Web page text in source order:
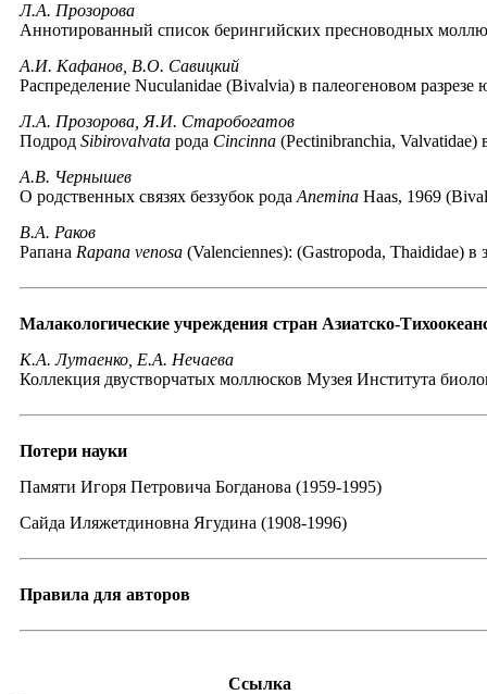
Л.А. Прозорова
Аннотированный список берингийских пресноводных
А.И. Кафанов, В.О. Савицкий
Распределение Nuculanidae (Bivalvia) в палеогеновом
Л.А. Прозорова, Я.И. Старобогатов
Подрод Sibirovalvata рода Cincinna (Pectinibranchia, Valvatidae)
А.В. Чернышев
О родственных связях беззубок рода Anemina Haas, 1969
В.А. Раков
Рапана Rapana venosa (Valenciennes): (Gastropoda, Thaididae)
Малакологические учреждения стран Азиатско-
К.А. Лутаенко, Е.А. Нечаева
Коллекция двустворчатых моллюсков Музея Института
Потери науки
Памяти Игоря Петровича Богданова (1959-1995)
Сайда Иляжетдиновна Ягудина (1908-1996)
Правила для авторов
Ссылка